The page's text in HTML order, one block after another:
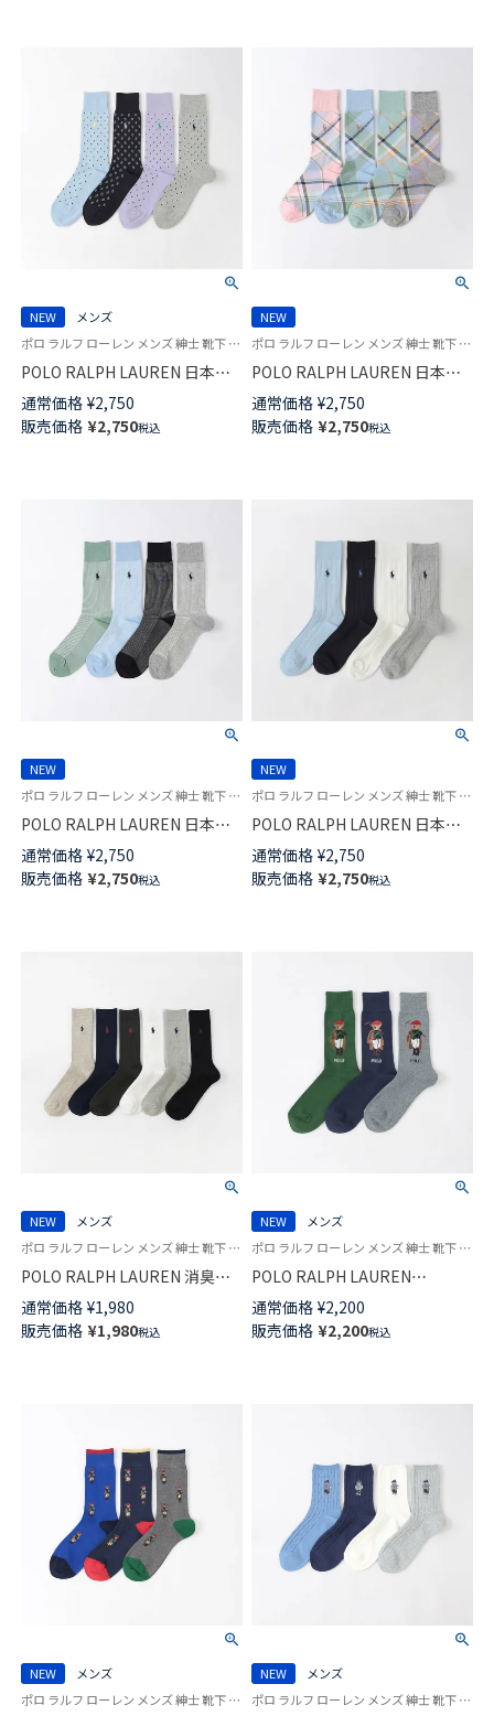
NEW
メンズ
ポロ ラルフ ローレン メンズ 紳士 靴下 26SS
POLO RALPH LAUREN 日本製
アメリカンシーアイランドコッ
トン ペイズリー クルー丈 ソッ
クス 02042713
通常価格 ¥2,750
販売価格 ¥2,750税込
NEW
ポロ ラルフ ローレン メンズ 紳士 靴下 26SS
POLO RALPH LAUREN 日本製
アメリカンシーアイランドコッ
トン マドラスチェック クルー
丈 ソックス 02042712
通常価格 ¥2,750
販売価格 ¥2,750税込
NEW
ポロ ラルフ ローレン メンズ 紳士 靴下 26SS
POLO RALPH LAUREN 日本製
アメリカンシーアイランドコッ
トン ピンチェック クルー丈 ソ
ックス 02042711
通常価格 ¥2,750
販売価格 ¥2,750税込
NEW
ポロ ラルフ ローレン メンズ 紳士 靴下 26SS
POLO RALPH LAUREN 日本製
アメリカンシーアイランドコッ
トン リブ クルー丈 ソックス
02042710
通常価格 ¥2,750
販売価格 ¥2,750税込
NEW
メンズ
ポロ ラルフ ローレン メンズ 紳士 靴下 カジュアル 26SS
POLO RALPH LAUREN 消臭加
工 リブ ポロポニー刺しゅう ワ
ンポイント 特大寸 大きいサイ
ズ クルー丈 ソックス【28-
通常価格 ¥1,980
販売価格 ¥1,980税込
NEW
メンズ
ポロ ラルフ ローレン メンズ 紳士 靴下 カジュアル 26SS
POLO RALPH LAUREN
SOCIETY BEAR ポロベア 25cm
クルー丈 ソックス 日本製
02012516
通常価格 ¥2,200
販売価格 ¥2,200税込
NEW
メンズ
ポロ ラルフ ローレン メンズ 紳士 靴下 カジュアル 26SS
NEW
メンズ
ポロ ラルフ ローレン メンズ 紳士 靴下 カジュアル 26SS